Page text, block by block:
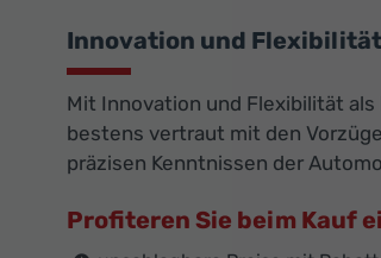
Innovation und
Mit Innovation und Flexibilität
bestens vertraut mit den
präzisen Kenntnissen der
Profiteren Sie beim Kauf